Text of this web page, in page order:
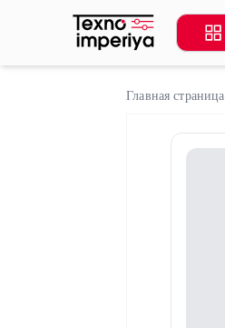
Главная страница